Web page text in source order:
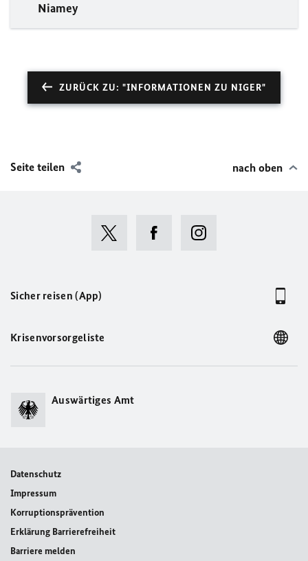
Niamey
ZURÜCK ZU: "INFORMATIONEN ZU NIGER"
Seite teilen nach oben
Sicher reisen (App)
Krisenvorsorgeliste
Auswärtiges Amt
Datenschutz
Impressum
Korruptionsprävention
Erklärung Barrierefreiheit
Barriere melden